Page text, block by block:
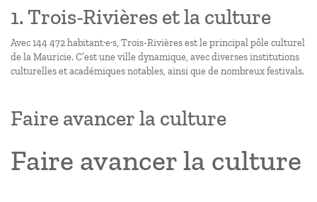
1. Trois-Rivières et la culture
Avec 144 472 habitant·e·s, Trois-Rivières est le principal pôle culturel
de la Mauricie. C’est une ville dynamique, avec diverses institutions
culturelles et académiques notables, ainsi que de nombreux festivals.
Faire avancer la culture
Faire avancer la culture